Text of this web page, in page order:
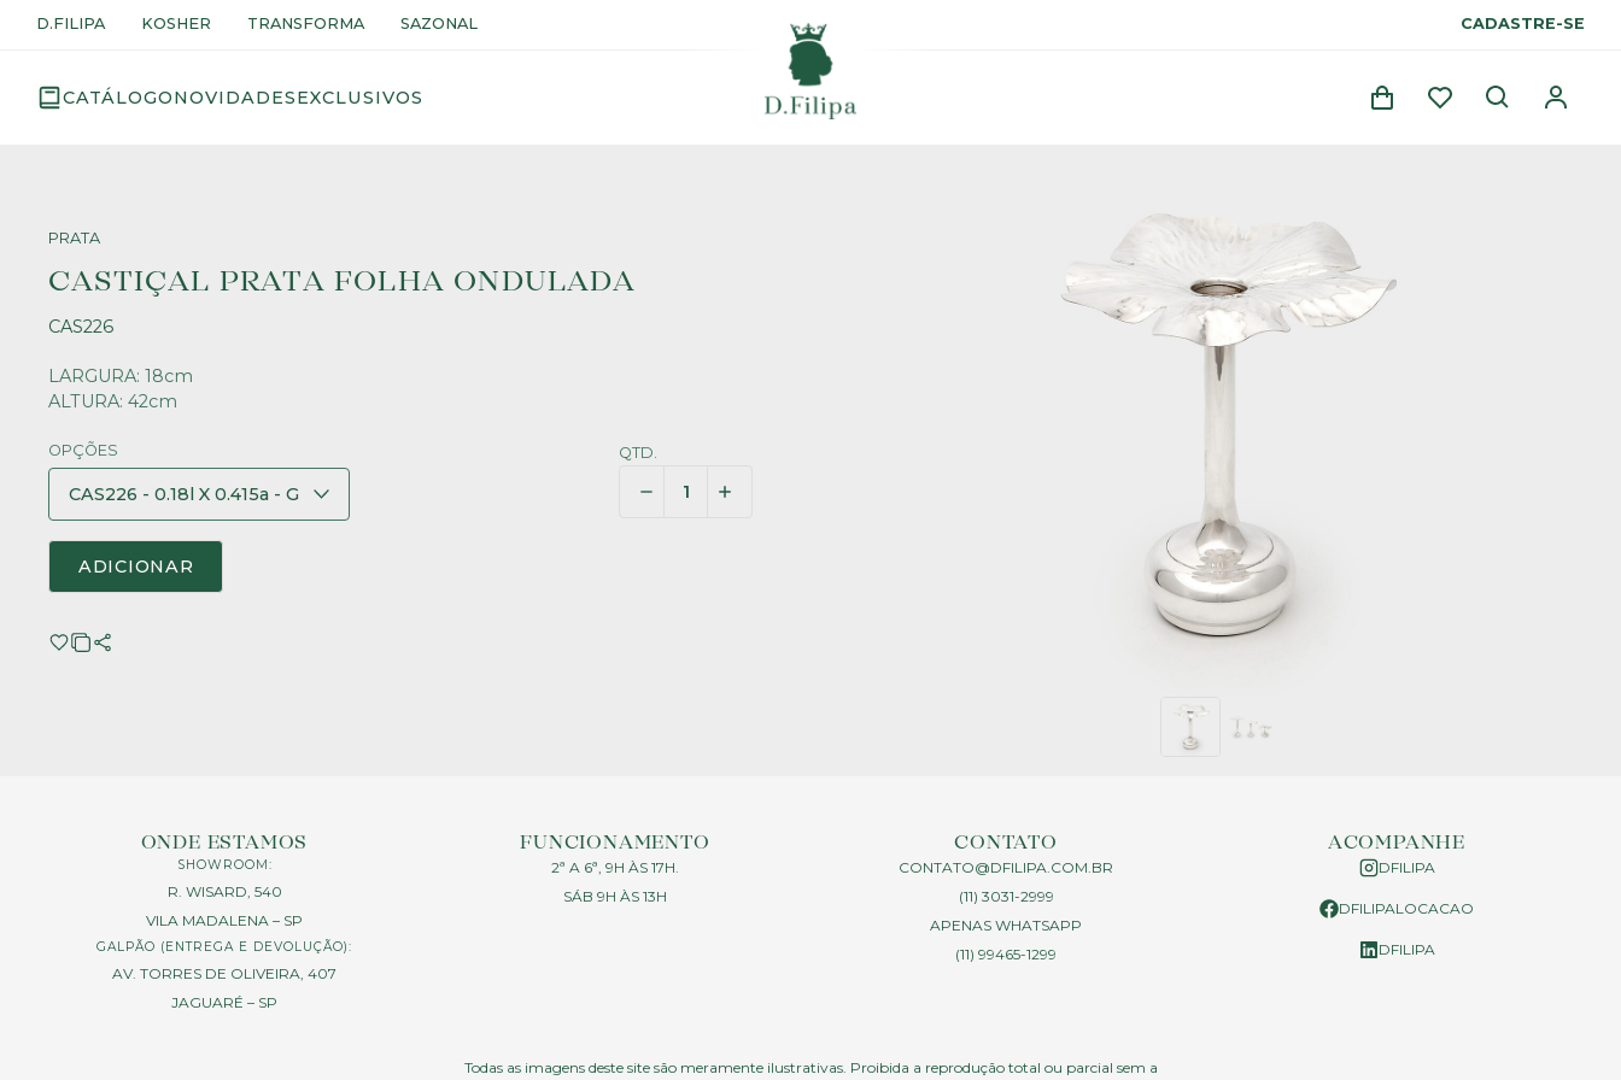
D.FILIPA KOSHER TRANSFORMA SAZONAL CADASTRE-SE
CATÁLOGONOVIDADESEXCLUSIVOS
PRATA
CASTIÇAL PRATA FOLHA ONDULADA
CAS226
LARGURA: 18cm
ALTURA: 42cm
OPÇÕES QTD.
ADICIONAR
ONDE ESTAMOS
SHOWROOM:
R. WISARD, 540
VILA MADALENA – SP
GALPÃO (ENTREGA E DEVOLUÇÃO):
AV. TORRES DE OLIVEIRA, 407
JAGUARÉ – SP
FUNCIONAMENTO
2ª A 6ª, 9H ÀS 17H.
SÁB 9H ÀS 13H
CONTATO
CONTATO@DFILIPA.COM.BR
(11) 3031-2999
APENAS WHATSAPP
(11) 99465-1299
ACOMPANHE
DFILIPA
DFILIPALOCACAO
DFILIPA
Todas as imagens deste site são meramente ilustrativas. Proibida a reprodução total ou parcial sem a